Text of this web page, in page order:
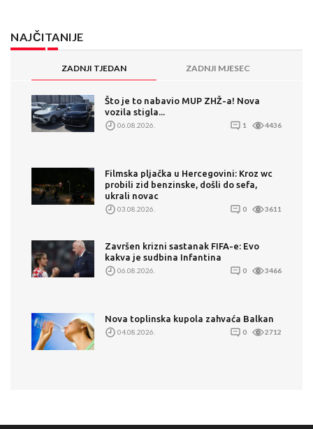
NAJČITANIJE
ZADNJI TJEDAN ZADNJI MJESEC
Što je to nabavio MUP ZHŽ-a! Nova
vozila stigla...
06.08.2026. 1 4436
Filmska pljačka u Hercegovini: Kroz wc
probili zid benzinske, došli do sefa,
ukrali novac
03.08.2026. 0 3611
Završen krizni sastanak FIFA-e: Evo
kakva je sudbina Infantina
06.08.2026. 0 3466
Nova toplinska kupola zahvaća Balkan
04.08.2026. 0 2712